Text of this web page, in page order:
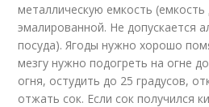
металлическую емкость
эмалированной. Не допускается
посуда). Ягоды нужно хорошо
мезгу нужно подогреть на огне
огня, остудить до 25 градусов,
отжать сок. Если сок получился